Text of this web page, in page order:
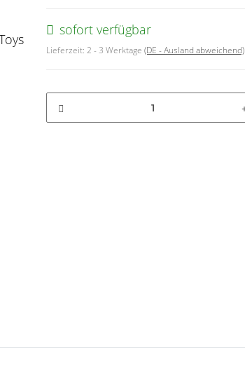
sofort verfügbar
Lieferzeit: 2 - 3 Werktage (DE - Ausland abweichend)